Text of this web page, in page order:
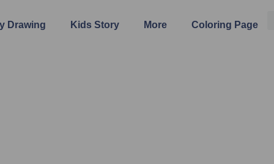
Drawing Kids Story More Coloring Page